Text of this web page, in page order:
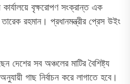
কার্যালয়ে বৃক্ষরোপণ সংক্রান্ত এক
রহমান। প্রধানমন্ত্রীর প্রেস উইং
দেশের সব অঞ্চলের মাটির বৈশিষ্ট্য
গাছ নির্বাচন করে লাগাতে হবে।